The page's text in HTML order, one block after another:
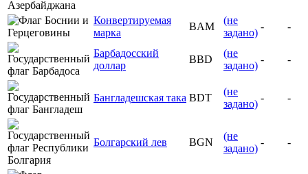
Конвертируемая
марка
BAM
(не
задано)
- -
Барбадосский
доллар
BBD
(не
задано)
- -
Бангладешская така BDT
(не
задано)
- -
Болгарский лев BGN
(не
задано)
- -